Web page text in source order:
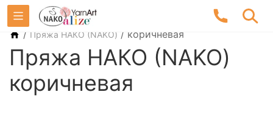
/ Пряжа НАКО (NAKO) / коричневая
Пряжа НАКО (NAKO)
коричневая